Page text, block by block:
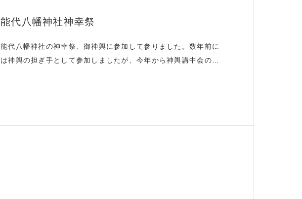
能代八幡神社神幸祭
能代八幡神社の神幸祭、御神輿に参加して参りました。数年前に
は神輿の担ぎ手として参加しましたが、今年から神輿講中会の一